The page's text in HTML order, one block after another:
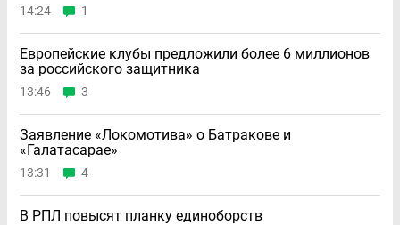
14:24 1
Европейские клубы предложили более 6 миллионов
за российского защитника
13:46 3
Заявление «Локомотива» о Батракове и
«Галатасарае»
13:31 4
В РПЛ повысят планку единоборств